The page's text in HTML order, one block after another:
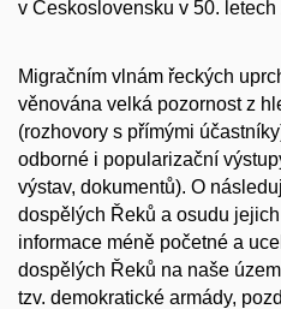
v Československu v 50. letech
Migračním vlnám řeckých
věnována velká pozornost z
(rozhovory s přímými
odborné i popularizační
výstav, dokumentů). O
dospělých Řeků a osudu
informace méně početné a
dospělých Řeků na naše
tzv. demokratické armády,